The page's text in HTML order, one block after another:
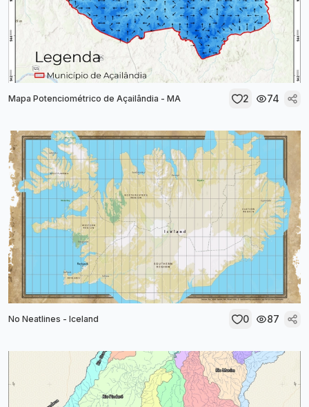
Mapa Potenciométrico de Açailândia - MA 2 74
No Neatlines - Iceland 0 87